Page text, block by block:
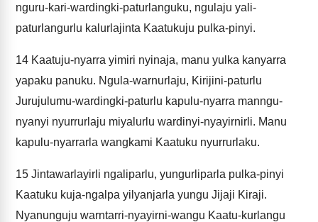
nguru-kari-wardingki-paturlanguku, ngulaju yali-
paturlangurlu kalurlajinta Kaatukuju pulka-pinyi.
14 Kaatuju-nyarra yimiri nyinaja, manu yulka kanyarra
yapaku panuku. Ngula-warnurlaju, Kirijini-paturlu
Jurujulumu-wardingki-paturlu kapulu-nyarra manngu-
nyanyi nyurrurlaju miyalurlu wardinyi-nyayirnirli. Manu
kapulu-nyarrarla wangkami Kaatuku nyurrurlaku.
15 Jintawarlayirli ngaliparlu, yungurliparla pulka-pinyi
Kaatuku kuja-ngalpa yilyanjarla yungu Jijaji Kiraji.
Nyanunguju warntarri-nyayirni-wangu Kaatu-kurlangu